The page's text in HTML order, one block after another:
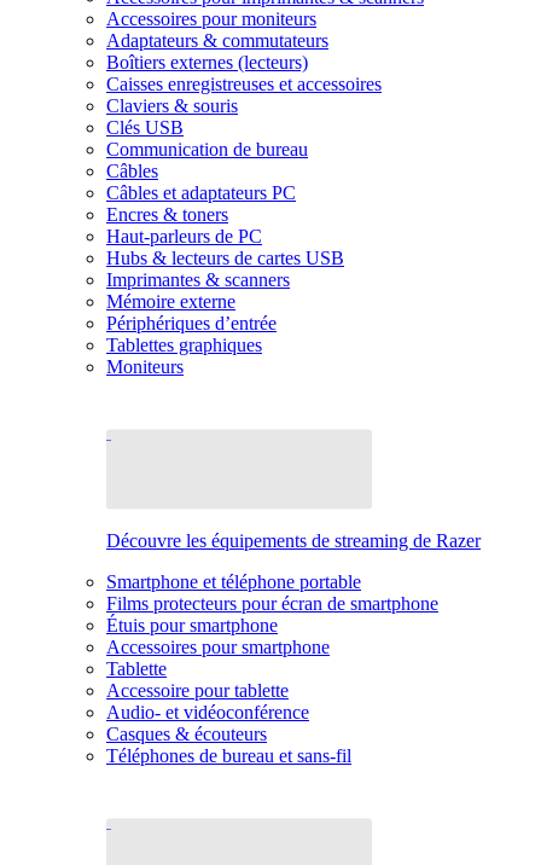
Accessoires pour moniteurs
Adaptateurs & commutateurs
Boîtiers externes (lecteurs)
Caisses enregistreuses et accessoires
Claviers & souris
Clés USB
Communication de bureau
Câbles
Câbles et adaptateurs PC
Encres & toners
Haut-parleurs de PC
Hubs & lecteurs de cartes USB
Imprimantes & scanners
Mémoire externe
Périphériques d’entrée
Tablettes graphiques
Moniteurs
Découvre les équipements de streaming de Razer
Smartphone et téléphone portable
Films protecteurs pour écran de smartphone
Étuis pour smartphone
Accessoires pour smartphone
Tablette
Accessoire pour tablette
Audio- et vidéoconférence
Casques & écouteurs
Téléphones de bureau et sans-fil